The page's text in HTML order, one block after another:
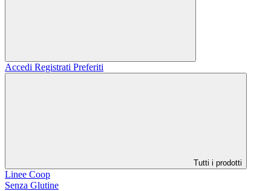
Accedi Registrati Preferiti
Tutti i prodotti
Linee Coop
Senza Glutine